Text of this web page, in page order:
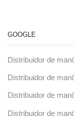
GOOGLE
Distribuidor de
Distribuidor de
Distribuidor de
Distribuidor de